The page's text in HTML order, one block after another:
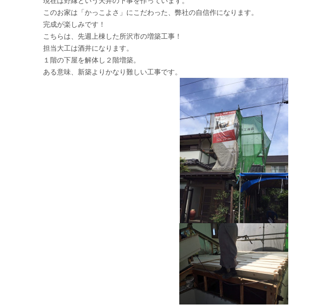
このお家は「かっこよさ」にこだわった、弊社の自信作になります。
完成が楽しみです！
こちらは、先週上棟した所沢市の増築工事！
担当大工は酒井になります。
１階の下屋を解体し２階増築。
ある意味、新築よりかなり難しい工事です。